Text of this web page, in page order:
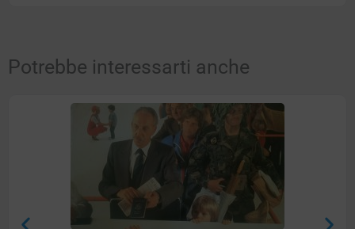
Potrebbe interessarti anche